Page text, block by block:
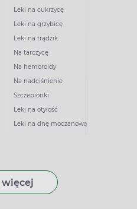
Leki na cukrzycę
Leki na grzybicę
Leki na trądzik
Na tarczycę
Na hemoroidy
Na nadciśnienie
Szczepionki
Leki na otyłość
Leki na dnę moczanową
więcej